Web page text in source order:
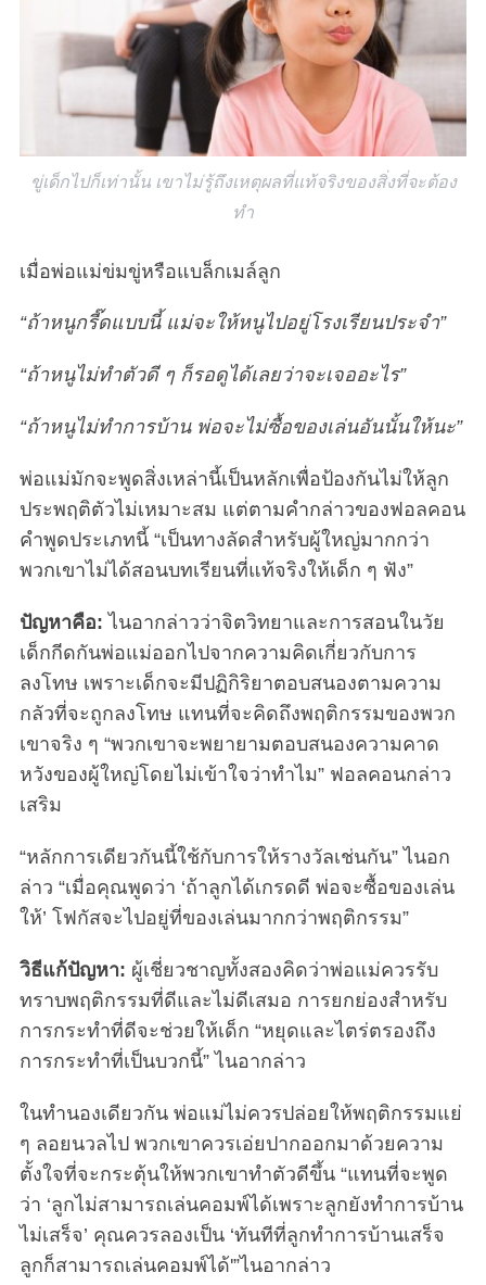
ขู่เด็กไปก็เท่านั้น เขาไม่รู้ถึงเหตุผลที่แท้จริงของสิ่งที่จะต้อง
ทำ
เมื่อพ่อแม่ข่มขู่หรือแบล็กเมล์ลูก
“ถ้าหนูกรี๊ดแบบนี้ แม่จะให้หนูไปอยู่โรงเรียนประจำ”
“ถ้าหนูไม่ทำตัวดี ๆ ก็รอดูได้เลยว่าจะเจออะไร”
“ถ้าหนูไม่ทำการบ้าน พ่อจะไม่ซื้อของเล่นอันนั้นให้นะ”
พ่อแม่มักจะพูดสิ่งเหล่านี้เป็นหลักเพื่อป้องกันไม่ให้ลูก
ประพฤติตัวไม่เหมาะสม แต่ตามคำกล่าวของฟอลคอน
คำพูดประเภทนี้ “เป็นทางลัดสำหรับผู้ใหญ่มากกว่า
พวกเขาไม่ได้สอนบทเรียนที่แท้จริงให้เด็ก ๆ ฟัง”
ปัญหาคือ:ไนอากล่าวว่าจิตวิทยาและการสอนในวัย
เด็กกีดกันพ่อแม่ออกไปจากความคิดเกี่ยวกับการ
ลงโทษ เพราะเด็กจะมีปฏิกิริยาตอบสนองตามความ
กลัวที่จะถูกลงโทษ แทนที่จะคิดถึงพฤติกรรมของพวก
เขาจริง ๆ “พวกเขาจะพยายามตอบสนองความคาด
หวังของผู้ใหญ่โดยไม่เข้าใจว่าทำไม” ฟอลคอนกล่าว
เสริม
“หลักการเดียวกันนี้ใช้กับการให้รางวัลเช่นกัน” ไนอก
ล่าว “เมื่อคุณพูดว่า ‘ถ้าลูกได้เกรดดี พ่อจะซื้อของเล่น
ให้’ โฟกัสจะไปอยู่ที่ของเล่นมากกว่าพฤติกรรม”
วิธีแก้ปัญหา: ผู้เชี่ยวชาญทั้งสองคิดว่าพ่อแม่ควรรับ
ทราบพฤติกรรมที่ดีและไม่ดีเสมอ การยกย่องสำหรับ
การกระทำที่ดีจะช่วยให้เด็ก “หยุดและไตร่ตรองถึง
การกระทำที่เป็นบวกนี้” ไนอากล่าว
ในทำนองเดียวกัน พ่อแม่ไม่ควรปล่อยให้พฤติกรรมแย่
ๆ ลอยนวลไป พวกเขาควรเอ่ยปากออกมาด้วยความ
ตั้งใจที่จะกระตุ้นให้พวกเขาทำตัวดีขึ้น “แทนที่จะพูด
ว่า ‘ลูกไม่สามารถเล่นคอมพ์ได้เพราะลูกยังทำการบ้าน
ไม่เสร็จ’ คุณควรลองเป็น ‘ทันทีที่ลูกทำการบ้านเสร็จ
ลูกก็สามารถเล่นคอมพ์ได้'”ไนอากล่าว